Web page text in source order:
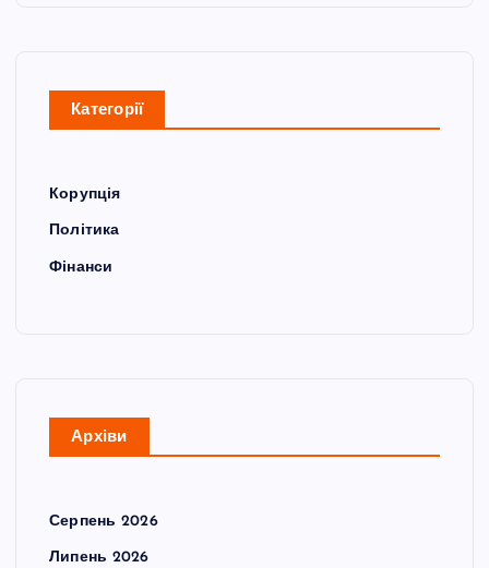
Категорії
Корупція
Політика
Фінанси
Архіви
Серпень 2026
Липень 2026